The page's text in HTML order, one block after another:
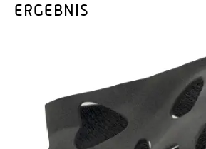
ERGEBNIS